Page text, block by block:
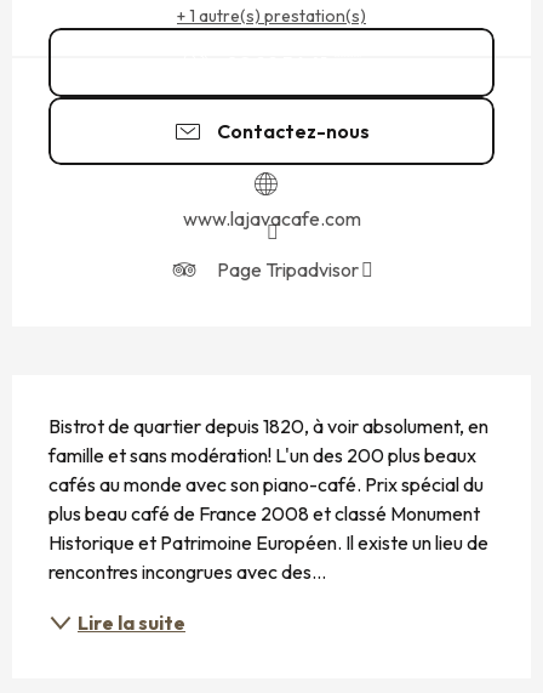
+ 1 autre(s) prestation(s)
Contactez-nous
www.lajavacafe.com
Page Tripadvisor
Bistrot de quartier depuis 1820, à voir absolument, en
famille et sans modération! L'un des 200 plus beaux
cafés au monde avec son piano-café. Prix spécial du
plus beau café de France 2008 et classé Monument
Historique et Patrimoine Européen. Il existe un lieu de
rencontres incongrues avec des...
Lire la suite